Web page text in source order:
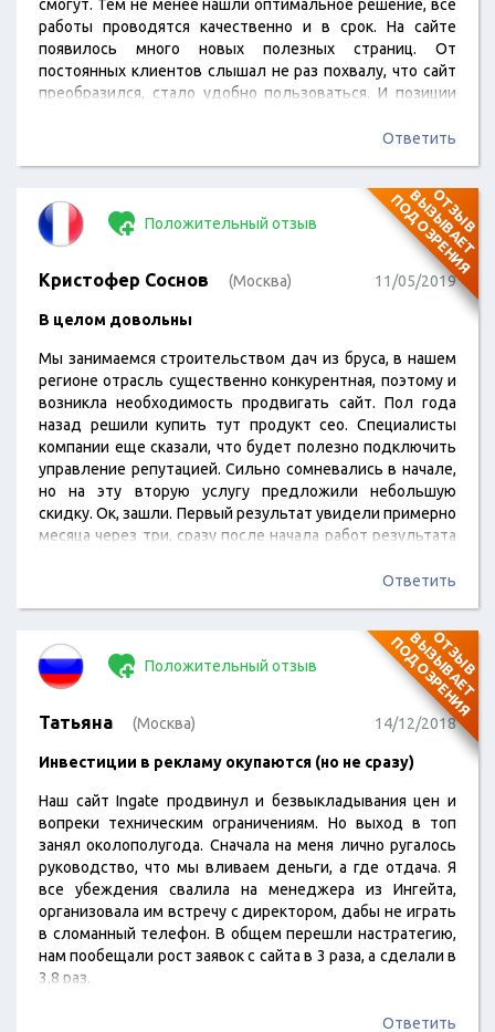
смогут. Тем не менее нашли оптимальное решение, все
работы проводятся качественно и в срок. На сайте
появилось много новых полезных страниц. От
постоянных клиентов слышал не раз похвалу, что сайт
преобразился, стало удобно пользоваться. И позиции
Ответить
О
Т
З
Ы
В
В
Ы
З
Ы
В
А
Е
Т
П
О
Д
О
З
Р
Е
Н
И
Я
Положительный отзыв
Кристофер Соснов (Москва) 11/05/2019
В целом довольны
Мы занимаемся строительством дач из бруса, в нашем
регионе отрасль существенно конкурентная, поэтому и
возникла необходимость продвигать сайт. Пол года
назад решили купить тут продукт сео. Специалисты
компании еще сказали, что будет полезно подключить
управление репутацией. Сильно сомневались в начале,
но на эту вторую услугу предложили небольшую
скидку. Ок, зашли. Первый результат увидели примерно
месяца через три, сразу после начала работ результата
большинстве своем, сбор статистики и мелкие
выдаче, потом пошли и профильные запросы. В общем
данных о нас…
Ответить
О
Т
З
Ы
В
В
Ы
З
Ы
В
А
Е
Т
П
О
Д
О
З
Р
Е
Н
И
Я
Положительный отзыв
Татьяна (Москва) 14/12/2018
Инвестиции в рекламу окупаются (но не сразу)
Наш сайт Ingate продвинул и безвыкладывания цен и
вопреки техническим ограничениям. Но выход в топ
занял околополугода. Сначала на меня лично ругалось
руководство, что мы вливаем деньги, а где отдача. Я
все убеждения свалила на менеджера из Ингейта,
организовала им встречу с директором, дабы не играть
в сломанный телефон. В общем перешли настратегию,
нам пообещали рост заявок с сайта в 3 раза, а сделали в
3,8 раз.
Ответить